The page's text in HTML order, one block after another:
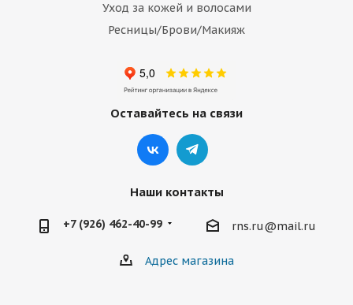
Уход за кожей и волосами
Ресницы/Брови/Макияж
Оставайтесь на связи
Наши контакты
+7 (926) 462-40-99 rns.ru@mail.ru
Адрес магазина